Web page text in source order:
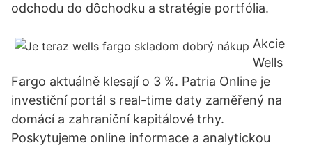
odchodu do dôchodku a stratégie portfólia.
Akcie
Wells
Fargo aktuálně klesají o 3 %. Patria Online je
investiční portál s real-time daty zaměřený na
domácí a zahraniční kapitálové trhy.
Poskytujeme online informace a analytickou